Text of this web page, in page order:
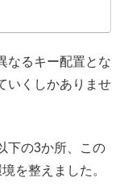
なるキー配置とな
いくしかありませ
下の3か所、この
を整えました。